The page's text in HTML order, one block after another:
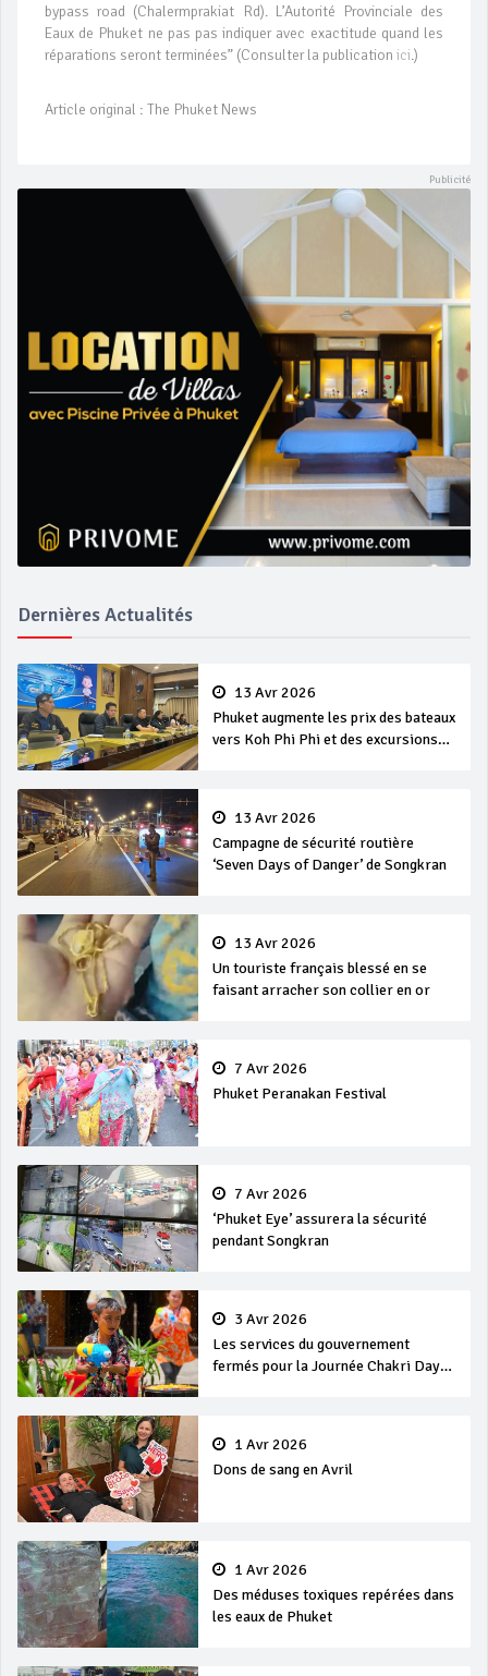
bypass road (Chalermprakiat Rd). L’Autorité Provinciale des
Eaux de Phuket ne pas pas indiquer avec exactitude quand les
réparations seront terminées” (Consulter la publication ici.)
Article original : The Phuket News
Dernières Actualités
13 Avr 2026
Phuket augmente les prix des bateaux
vers Koh Phi Phi et des excursions
13 Avr 2026
Campagne de sécurité routière
‘Seven Days of Danger’ de Songkran
13 Avr 2026
Un touriste français blessé en se
faisant arracher son collier en or
7 Avr 2026
Phuket Peranakan Festival
7 Avr 2026
‘Phuket Eye’ assurera la sécurité
pendant Songkran
3 Avr 2026
Les services du gouvernement
fermés pour la Journée Chakri Day
1 Avr 2026
Dons de sang en Avril
1 Avr 2026
Des méduses toxiques repérées dans
les eaux de Phuket